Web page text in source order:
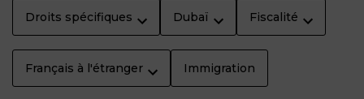
Droits spécifiques Dubaï Fiscalité
Français à l'étranger Immigration